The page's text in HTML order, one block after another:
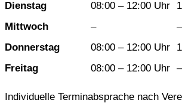
Dienstag 08:00 – 12:00 Uhr
Mittwoch
–
–
Donnerstag
08:00 – 12:00 Uhr
Freitag
08:00 – 12:00 Uhr –
Individuelle Terminabsprache nach